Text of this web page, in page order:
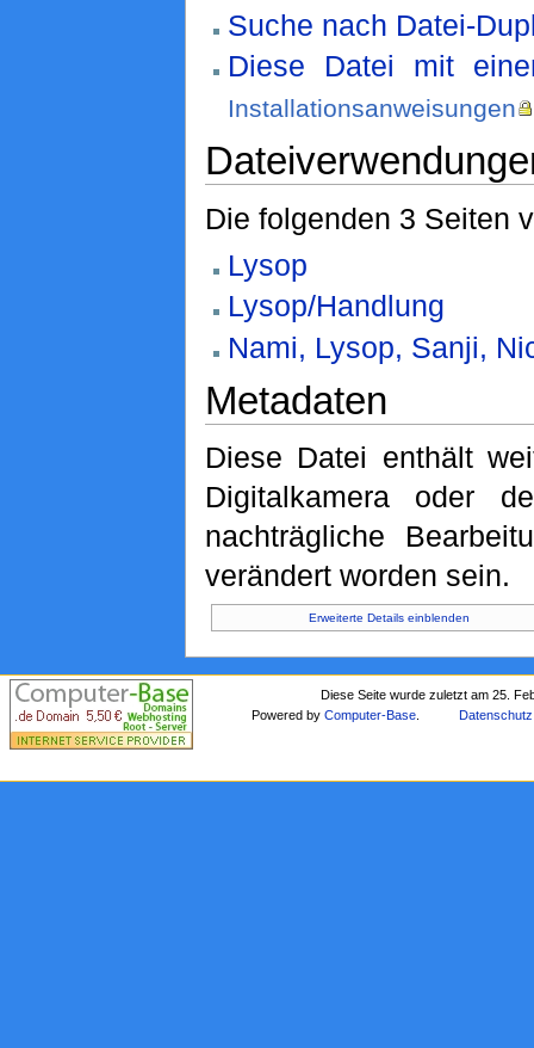
Suche nach Datei-
Diese Datei mit
Installationsanweisungen
Die folgenden 3 Seiten
Lysop
Lysop/Handlung
Nami, Lysop, Sanji,
Metadaten
Diese Datei enthält
Digitalkamera oder
nachträgliche
verändert worden sein.
Erweiterte Details einblenden
Diese Seite wurde zuletzt am 25.
Powered byComputer-Base Datenschutz